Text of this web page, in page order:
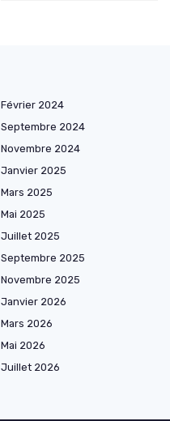
Février 2024
Septembre 2024
Novembre 2024
Janvier 2025
Mars 2025
Mai 2025
Juillet 2025
Septembre 2025
Novembre 2025
Janvier 2026
Mars 2026
Mai 2026
Juillet 2026